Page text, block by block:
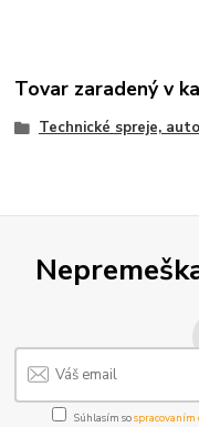
Tovar zaradený v
Technické spreje,
Súhlasím sospracovaním